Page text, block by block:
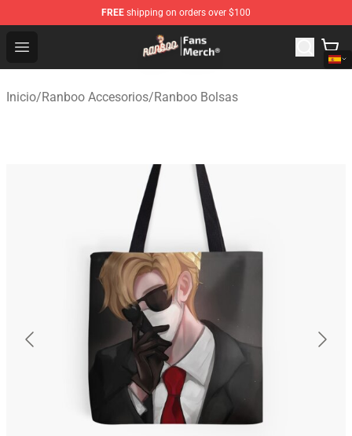
FREE shipping on orders over $100
Open menu
Ranboo Store - Official Ranboo Merchandise Shop
Inicio/Ranboo Accesorios/Ranboo Bolsas